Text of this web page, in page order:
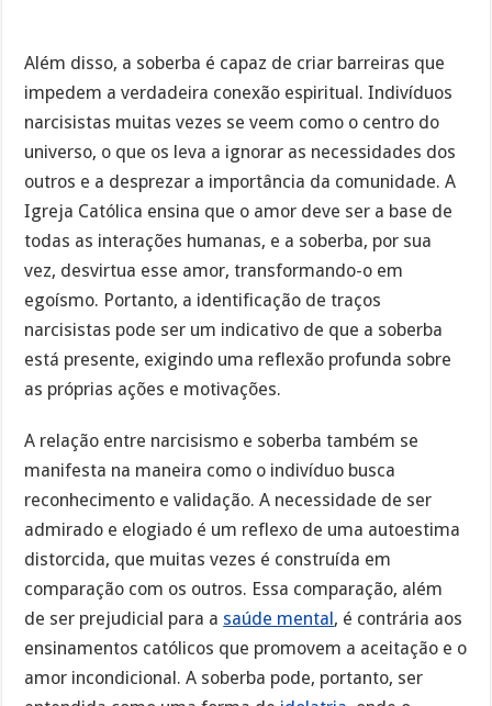
Além disso, a soberba é capaz de criar barreiras que
impedem a verdadeira conexão espiritual. Indivíduos
narcisistas muitas vezes se veem como o centro do
universo, o que os leva a ignorar as necessidades dos
outros e a desprezar a importância da comunidade. A
Igreja Católica ensina que o amor deve ser a base de
todas as interações humanas, e a soberba, por sua
vez, desvirtua esse amor, transformando-o em
egoísmo. Portanto, a identificação de traços
narcisistas pode ser um indicativo de que a soberba
está presente, exigindo uma reflexão profunda sobre
as próprias ações e motivações.
A relação entre narcisismo e soberba também se
manifesta na maneira como o indivíduo busca
reconhecimento e validação. A necessidade de ser
admirado e elogiado é um reflexo de uma autoestima
distorcida, que muitas vezes é construída em
comparação com os outros. Essa comparação, além
de ser prejudicial para a saúde mental, é contrária aos
ensinamentos católicos que promovem a aceitação e o
amor incondicional. A soberba pode, portanto, ser